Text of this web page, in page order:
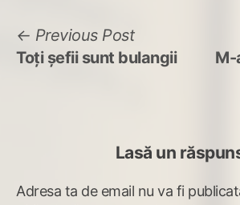
Navigare
în
Previous PostPrevious
post:
Toți șefii sunt bulangii M-
Lasă un
Adresa ta de email nu va fi